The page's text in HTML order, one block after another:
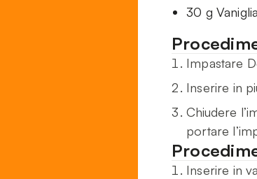
30 g Vaniglia
Impastare
Inserire in
Chiudere
portare
Inserire in